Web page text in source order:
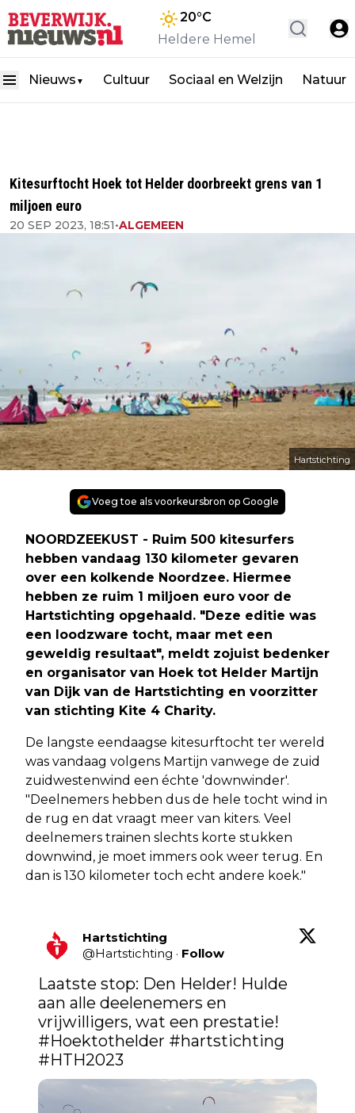
20°C
Heldere Hemel
Nieuws ▼ Cultuur Sociaal en Welzijn Natuur
Kitesurftocht Hoek tot Helder doorbreekt grens van 1
miljoen euro
20 SEP 2023, 18:51•ALGEMEEN
Hartstichting
Voeg toe als voorkeursbron op Google
NOORDZEEKUST - Ruim 500 kitesurfers
hebben vandaag 130 kilometer gevaren
over een kolkende Noordzee. Hiermee
hebben ze ruim 1 miljoen euro voor de
Hartstichting opgehaald. "Deze editie was
een loodzware tocht, maar met een
geweldig resultaat", meldt zojuist bedenker
en organisator van Hoek tot Helder Martijn
van Dijk van de Hartstichting en voorzitter
van stichting Kite 4 Charity.
De langste eendaagse kitesurftocht ter wereld
was vandaag volgens Martijn vanwege de zuid
zuidwestenwind een échte 'downwinder'.
"Deelnemers hebben dus de hele tocht wind in
de rug en dat vraagt meer van kiters. Veel
deelnemers trainen slechts korte stukken
downwind, je moet immers ook weer terug. En
dan is 130 kilometer toch echt andere koek."
Hartstichting
@Hartstichting · Follow
Laatste stop: Den Helder! Hulde
aan alle deelenemers en
#Hoektothelder #hartstichting
#HTH2023